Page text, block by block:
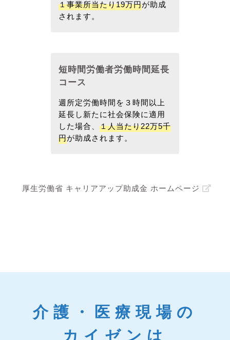
１事業所当たり19万円が助成
されます。
短時間労働者労働時間延長
コース
週所定労働時間を３時間以上
延長し新たに社会保険に適用
した場合、 １人当たり22万5千
円が助成されます。
厚生労働省 キャリアアップ助成金 ホームページ
介護・医療現場の
カイゼンは